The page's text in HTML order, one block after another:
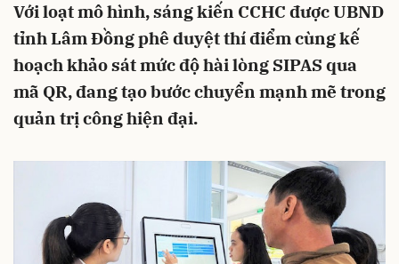
Với loạt mô hình, sáng kiến CCHC được UBND
tỉnh Lâm Đồng phê duyệt thí điểm cùng kế
hoạch khảo sát mức độ hài lòng SIPAS qua
mã QR, đang tạo bước chuyển mạnh mẽ trong
quản trị công hiện đại.
Hủy